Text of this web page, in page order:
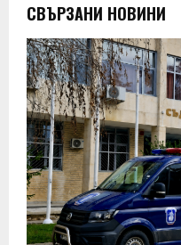
СВЪРЗАНИ НОВИНИ